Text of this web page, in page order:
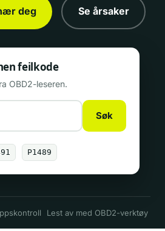
deg Se årsaker
feilkode
OBD2-leseren.
Søk
P1489
Lest av med OBD2-verktøy